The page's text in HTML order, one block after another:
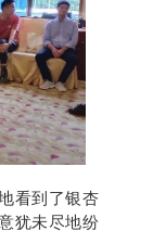
看到了银杏
犹未尽地纷